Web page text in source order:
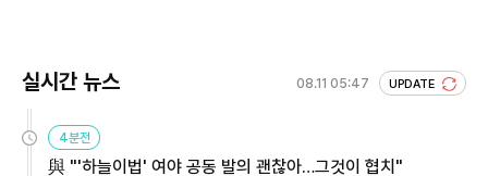
실시간 뉴스 08.11 05:47 UPDATE
4분전
與 "'하늘이법' 여야 공동 발의 괜찮아…그것이 협치"